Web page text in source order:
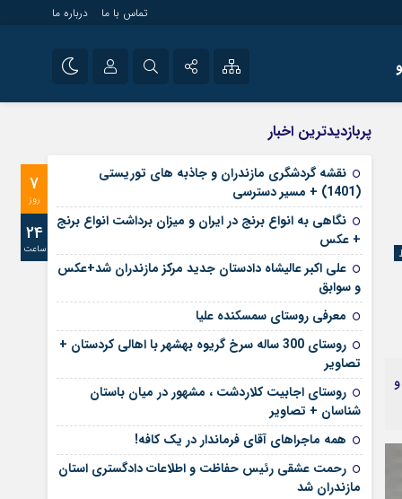
تماس با ما درباره ما
آپارات
رمز عبور
مرا به خاطر بسپار
راه اندازی سایت و
سایت های خبری و
پربازدیدترین اخبار
7
روز
24
ساعت
نقشه گردشگری مازندران و جاذبه های توریستی
(1401) + مسیر دسترسی
نگاهی به انواع برنج در ایران و میزان برداشت انواع برنج
+ عکس
علی‌ اکبر عالیشاه دادستان جدید مرکز مازندران شد+عکس
و سوابق
معرفی روستای سمسکنده علیا
روستای 300 ساله سرخ ‌گریوه بهشهر با اهالی کردستان +
تصاویر
روستای اجابیت کلاردشت ، مشهور در میان باستان
شناسان + تصاویر
همه ماجراهای آقای فرماندار در یک کافه!
رحمت عشقی رئیس حفاظت و اطلاعات دادگستری استان
مازندران شد